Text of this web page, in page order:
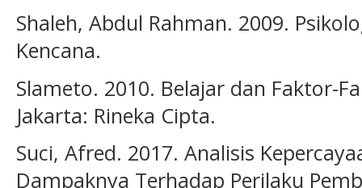
Shaleh, Abdul Rahman. 2009.
Kencana.
Slameto. 2010. Belajar dan Faktor-
Jakarta: Rineka Cipta.
Suci, Afred. 2017. Analisis
Dampaknya Terhadap Perilaku